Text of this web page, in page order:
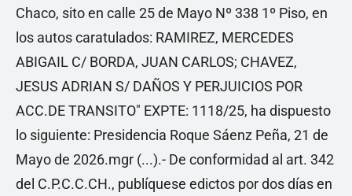
Chaco, sito en calle 25 de Mayo Nº 338 1º Piso, en
los autos caratulados: RAMIREZ, MERCEDES
ABIGAIL C/ BORDA, JUAN CARLOS; CHAVEZ,
JESUS ADRIAN S/ DAÑOS Y PERJUICIOS POR
ACC.DE TRANSITO" EXPTE: 1118/25, ha dispuesto
lo siguiente: Presidencia Roque Sáenz Peña, 21 de
Mayo de 2026.mgr (...).- De conformidad al art. 342
del C.P.C.C.CH., publíquese edictos por dos días en